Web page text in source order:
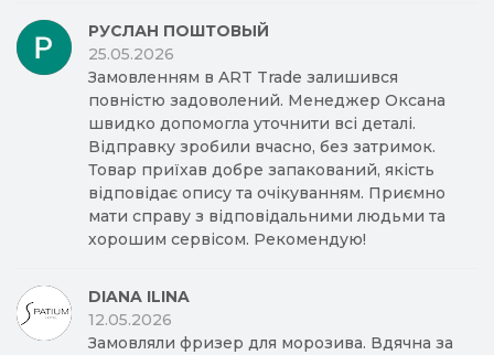
РУСЛАН ПОШТОВЫЙ
25.05.2026
Замовленням в ART Trade залишився
повністю задоволений. Менеджер Оксана
швидко допомогла уточнити всі деталі.
Відправку зробили вчасно, без затримок.
Товар приїхав добре запакований, якість
відповідає опису та очікуванням. Приємно
мати справу з відповідальними людьми та
хорошим сервісом. Рекомендую!
DIANA ILINA
12.05.2026
Замовляли фризер для морозива. Вдячна за